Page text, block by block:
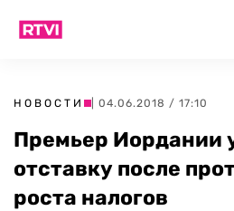
НОВОСТИ | 04.06.2018 / 17:10
Премьер Иордании
отставку после
роста налогов